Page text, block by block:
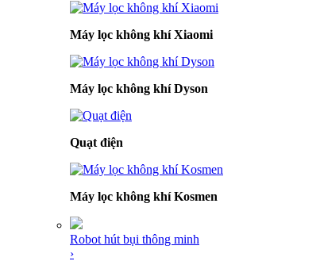
Máy lọc không khí Xiaomi
Máy lọc không khí Dyson
Quạt điện
Máy lọc không khí Kosmen
Robot hút bụi thông minh
›